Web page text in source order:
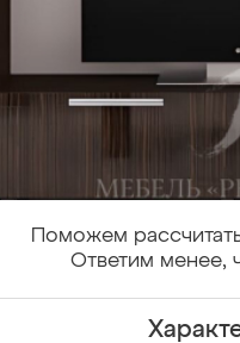
Поможем
Ответим менее,